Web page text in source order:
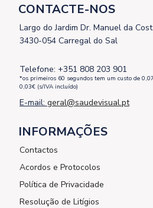
CONTACTE-NOS
Largo do Jardim Dr. Manuel da
3430-054 Carregal do Sal
Telefone: +351 808 203 901
*os primeiros 60 segundos tem um custo de
0,03€ (s/IVA incluído)
E-mail: geral@saudevisual.pt
INFORMAÇÕES
Contactos
Acordos e Protocolos
Política de Privacidade
Resolução de Litígios